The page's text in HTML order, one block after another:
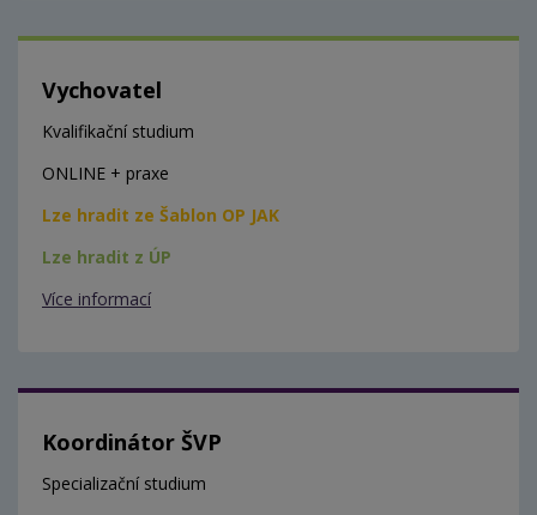
Vychovatel
Kvalifikační studium
ONLINE + praxe
Lze hradit ze Šablon OP JAK
Lze hradit z ÚP
Více informací
Koordinátor ŠVP
Specializační studium